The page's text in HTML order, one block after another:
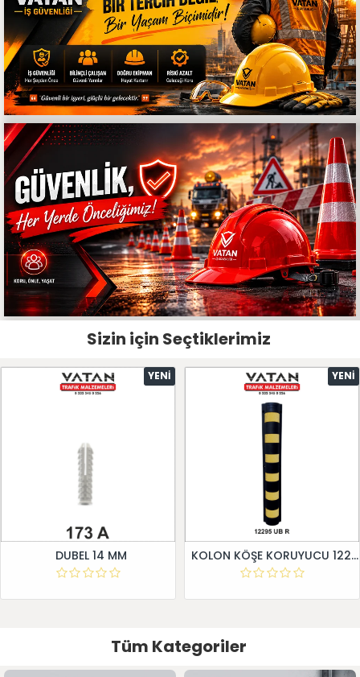
Sizin için Seçtiklerimiz
YENI
DUBEL 14 MM
YENI
KOLON KÖŞE KORUYUCU 12295 UB R
Tüm Kategoriler